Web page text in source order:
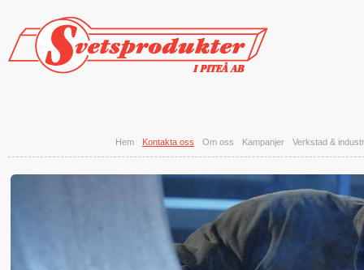
Hem Kontakta oss Om oss Kampanjer Verkstad &